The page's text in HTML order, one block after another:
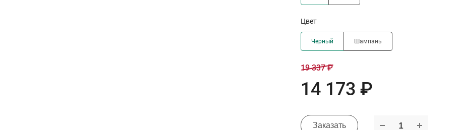
Цвет
Черный Шампань
19 337 ₽
14 173 ₽
Заказать